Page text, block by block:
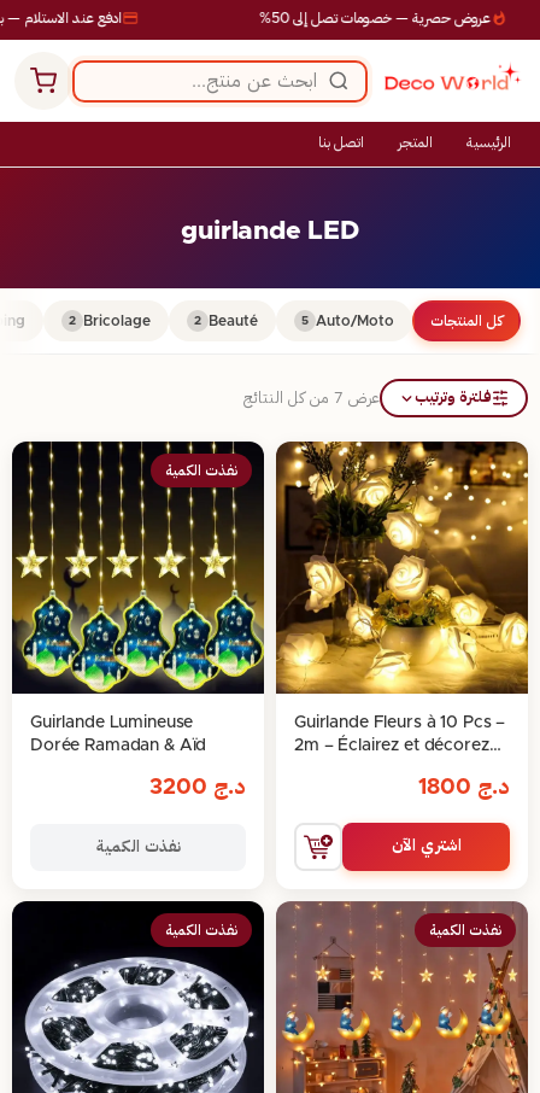
ادفع عند الاستلام — عروض حصرية — خصومات تصل إلى 50%
الرئيسية المتجر اتصل بنا
guirlande LED
كل المنتجات Auto/Moto
5
Beauté
2
Bricolage
2
فلترة وترتيب عرض ⁦7⁩ من كل النتائج
Guirlande Fleurs à 10 Pcs –
2m – Éclairez et décorez
د.ج
اشتري الآن
نفذت الكمية
Guirlande Lumineuse
Dorée Ramadan & Aïd
د.ج
نفذت الكمية
نفذت الكمية نفذت الكمية